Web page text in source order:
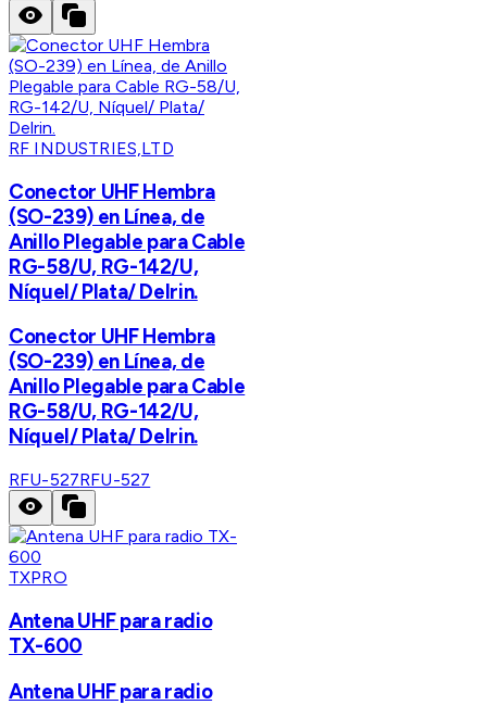
RF INDUSTRIES,LTD
Conector UHF Hembra
(SO-239) en Línea, de
Anillo Plegable para Cable
RG-58/U, RG-142/U,
Níquel/ Plata/ Delrin.
Conector UHF Hembra
(SO-239) en Línea, de
Anillo Plegable para Cable
RG-58/U, RG-142/U,
Níquel/ Plata/ Delrin.
RFU-527RFU-527
TXPRO
Antena UHF para radio
TX-600
Antena UHF para radio